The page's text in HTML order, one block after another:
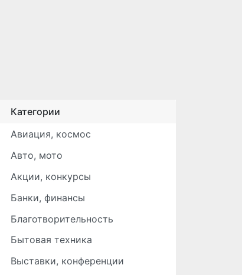
Категории
Авиация, космос
Авто, мото
Акции, конкурсы
Банки, финансы
Благотворительность
Бытовая техника
Выставки, конференции